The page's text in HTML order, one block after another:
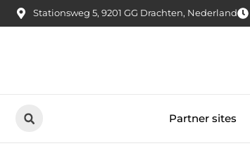
Stationsweg 5, 9201 GG Drachten, Nederland
Partner sites